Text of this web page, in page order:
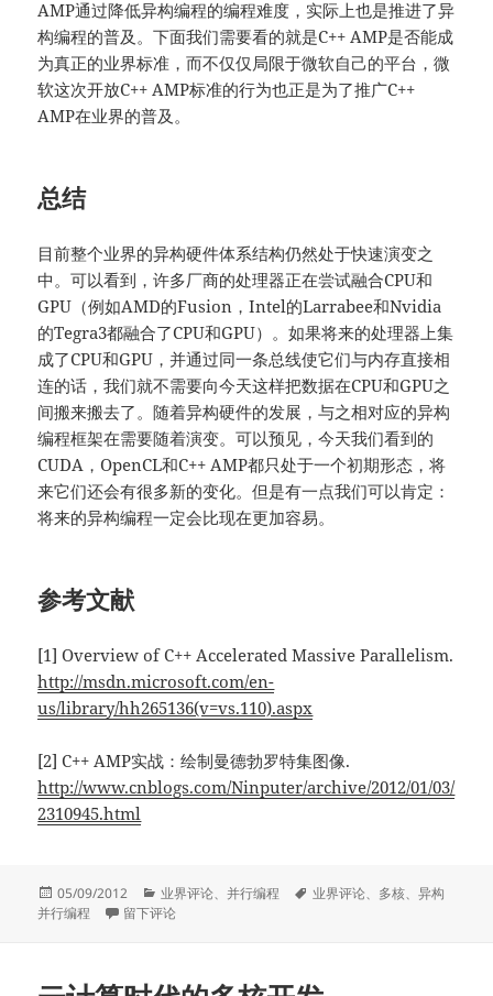
AMP通过降低异构编程的编程难度，实际上也是推进了异
构编程的普及。下面我们需要看的就是C++ AMP是否能成
为真正的业界标准，而不仅仅局限于微软自己的平台，微
软这次开放C++ AMP标准的行为也正是为了推广C++
AMP在业界的普及。
总结
目前整个业界的异构硬件体系结构仍然处于快速演变之
中。可以看到，许多厂商的处理器正在尝试融合CPU和
GPU（例如AMD的Fusion，Intel的Larrabee和Nvidia
的Tegra3都融合了CPU和GPU）。如果将来的处理器上集
成了CPU和GPU，并通过同一条总线使它们与内存直接相
连的话，我们就不需要向今天这样把数据在CPU和GPU之
间搬来搬去了。随着异构硬件的发展，与之相对应的异构
编程框架在需要随着演变。可以预见，今天我们看到的
CUDA，OpenCL和C++ AMP都只处于一个初期形态，将
来它们还会有很多新的变化。但是有一点我们可以肯定：
将来的异构编程一定会比现在更加容易。
参考文献
[1] Overview of C++ Accelerated Massive Parallelism.
http://msdn.microsoft.com/en-
us/library/hh265136(v=vs.110).aspx
[2] C++ AMP实战：绘制曼德勃罗特集图像.
http://www.cnblogs.com/Ninputer/archive/2012/01/03/
2310945.html
发
布
05/09/2012
分
类
业界评论、并行编程
标
业界评论、 多核、异构
并行编程
于C++ AMP异构并行编程解析
留下评论